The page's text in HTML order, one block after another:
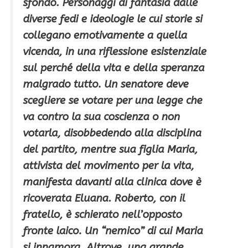
sfondo. Personaggi di fantasia dalle
diverse fedi e ideologie le cui storie si
collegano emotivamente a quella
vicenda, in una riflessione esistenziale
sul perché della vita e della speranza
malgrado tutto. Un senatore deve
scegliere se votare per una legge che
va contro la sua coscienza o non
votarla, disobbedendo alla disciplina
del partito, mentre sua figlia Maria,
attivista del movimento per la vita,
manifesta davanti alla clinica dove è
ricoverata Eluana. Roberto, con il
fratello, è schierato nell’opposto
fronte laico. Un “nemico” di cui Maria